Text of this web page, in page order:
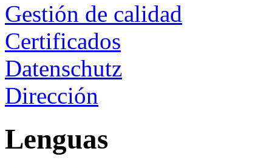
Gestión de calidad
Certificados
Datenschutz
Dirección
Lenguas